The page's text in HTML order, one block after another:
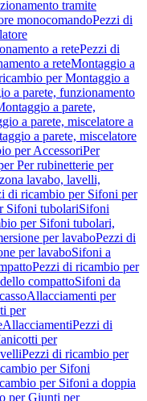
tramite
monocomandoPezzi di
a retePezzi di
a reteMontaggio a
per Montaggio a
a parete, funzionamento
a parete,
a parete, miscelatore a
a parete, miscelatore
per AccessoriPer
Per rubinetterie per
lavabo, lavelli,
di ricambio per Sifoni per
Sifoni tubolariSifoni
per Sifoni tubolari,
per lavaboPezzi di
per lavaboSifoni a
Pezzi di ricambio per
compattoSifoni da
Allacciamenti per
per
AllacciamentiPezzi di
per
Pezzi di ricambio per
per Sifoni
per Sifoni a doppia
per Giunti per